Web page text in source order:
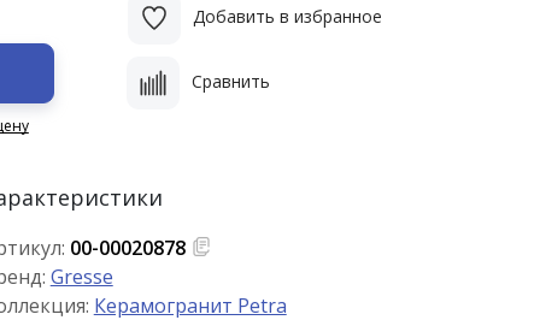
Добавить в избранное
Сравнить
00-00020878
Gresse
Керамогранит Petra